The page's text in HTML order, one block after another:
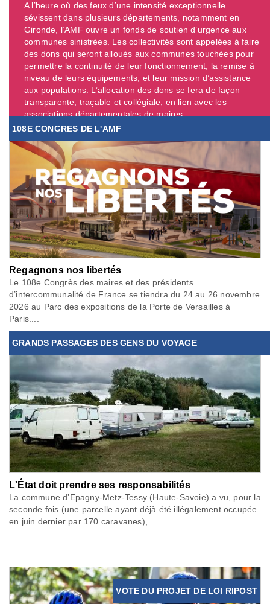
A l’heure où des feux d’une intensité exceptionnelle
sévissent dans plusieurs départements, notamment en
Gironde, l’AMF ouvre un fonds de soutien d’urgence aux
communes sinistrées. Les collectivités sont appelées à faire
des dons qui seront alloués aux communes touchées pour
permettre la continuité de leur fonctionnement, la remise à
niveau de leurs équipements, et leur mission d’assistance
aux populations. L’allocation des dons se fera de façon
transparente, traçable et collégiale, en lien avec les
associations départementales de maires. ...
108E CONGRES DE L'AMF
Regagnons nos libertés
Le 108e Congrès des maires et des présidents
d’intercommunalité de France se tiendra du 24 au 26 novembre
2026 au Parc des expositions de la Porte de Versailles à
Paris....
GRANDS PASSAGES DES GENS DU VOYAGE
L'État doit prendre ses responsabilités
La commune d’Epagny-Metz-Tessy (Haute-Savoie) a vu, pour la
seconde fois (une parcelle ayant déjà été illégalement occupée
en juin dernier par 170 caravanes),...
VOTE DU PROJET DE LOI RIPOST